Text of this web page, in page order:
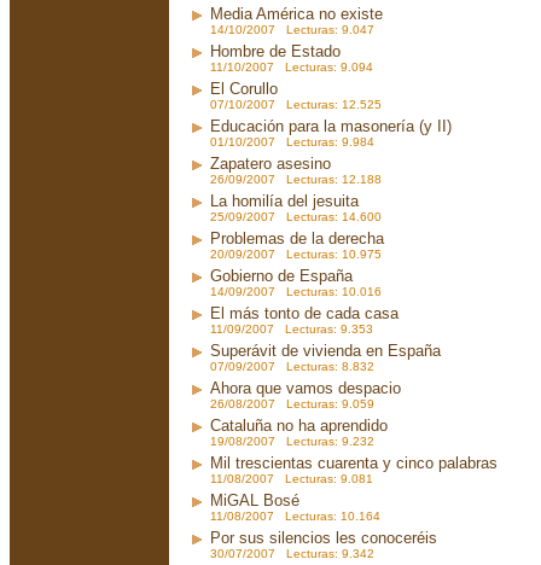
Media América no existe
14/10/2007 Lecturas: 9.047
Hombre de Estado
11/10/2007 Lecturas: 9.094
El Corullo
07/10/2007 Lecturas: 12.525
Educación para la masonería (y II)
01/10/2007 Lecturas: 9.984
Zapatero asesino
26/09/2007 Lecturas: 12.188
La homilía del jesuita
25/09/2007 Lecturas: 14.600
Problemas de la derecha
20/09/2007 Lecturas: 10.975
Gobierno de España
14/09/2007 Lecturas: 10.016
El más tonto de cada casa
11/09/2007 Lecturas: 9.353
Superávit de vivienda en España
07/09/2007 Lecturas: 8.832
Ahora que vamos despacio
26/08/2007 Lecturas: 9.059
Cataluña no ha aprendido
19/08/2007 Lecturas: 9.232
Mil trescientas cuarenta y cinco palabras
11/08/2007 Lecturas: 9.081
MiGAL Bosé
11/08/2007 Lecturas: 10.164
Por sus silencios les conoceréis
30/07/2007 Lecturas: 9.342